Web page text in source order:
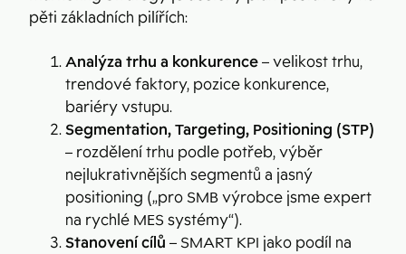
pěti základních pilířích:
Analýza trhu a konkurence– velikost trhu,
trendové faktory, pozice konkurence,
bariéry vstupu.
Segmentation, Targeting, Positioning (STP)
– rozdělení trhu podle potřeb, výběr
nejlukrativnějších segmentů a jasný
positioning („pro SMB výrobce jsme expert
na rychlé MES systémy“).
Stanovení cílů – SMART KPI jako podíl na